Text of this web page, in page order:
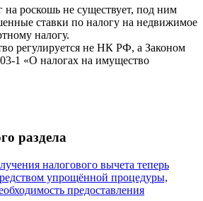
на роскошь не существует, под ним
ставки по налогу на недвижимое
налогу.
регулируется не НК РФ, а Законом
1 «О налогах на имущество
раздела
налогового вычета теперь
упрощённой процедуры,
предоставления